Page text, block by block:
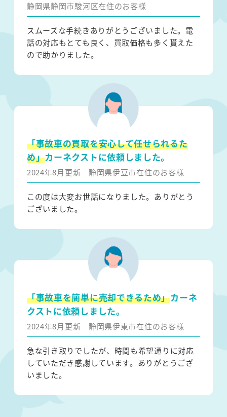
静岡県静岡市駿河区在住のお客様
スムーズな手続きありがとうございました。電
話の対応もとても良く、買取価格も多く貰えた
ので助かりました。
「事故車の買取を安心して任せられるた
め」カーネクストに依頼しました。
2024年8月更新 静岡県伊豆市在住のお客様
この度は大変お世話になりました。ありがとう
ございました。
「事故車を簡単に売却できるため」カーネ
クストに依頼しました。
2024年8月更新 静岡県伊東市在住のお客様
急な引き取りでしたが、時間も希望通りに対応
していただき感謝しています。ありがとうござ
いました。